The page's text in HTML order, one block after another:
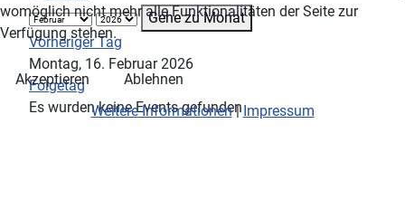
Gehe zu Monat
Vorheriger Tag
Montag, 16. Februar 2026
Folgetag
Es wurden keine Events gefunden
womöglich nicht mehr alle Funktionalitäten der Seite zur
Verfügung stehen.
Akzeptieren
Ablehnen
Weitere Informationen|Impressum